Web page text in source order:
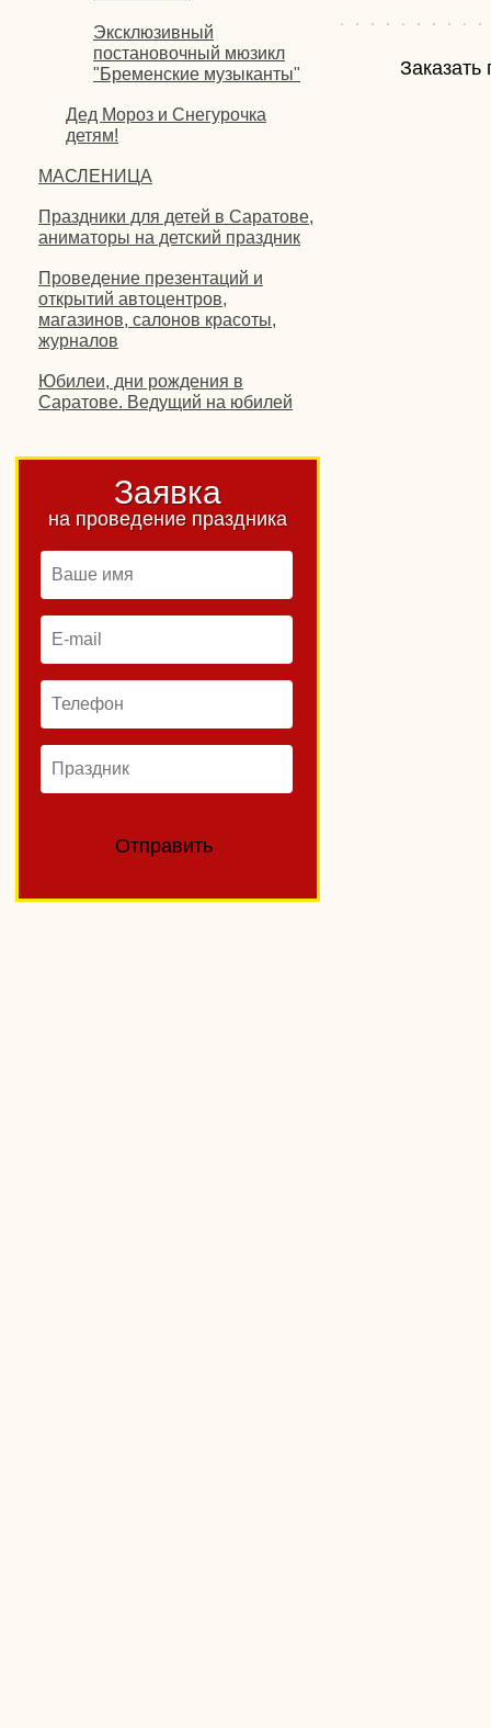
Заказать
Эксклюзивный
постановочный мюзикл
"Бременские музыканты"
Дед Мороз и Снегурочка
детям!
МАСЛЕНИЦА
Праздники для детей в Саратове,
аниматоры на детский праздник
Проведение презентаций и
открытий автоцентров,
магазинов, салонов красоты,
журналов
Юбилеи, дни рождения в
Саратове. Ведущий на юбилей
Заявка
на проведение праздника